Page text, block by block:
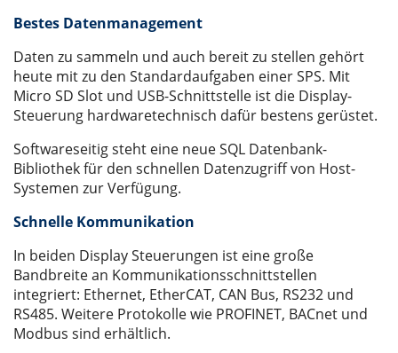
Bestes Datenmanagement
Daten zu sammeln und auch bereit zu stellen gehört
heute mit zu den Standardaufgaben einer SPS. Mit
Micro SD Slot und USB-Schnittstelle ist die Display-
Steuerung hardwaretechnisch dafür bestens gerüstet.
Softwareseitig steht eine neue SQL Datenbank-
Bibliothek für den schnellen Datenzugriff von Host-
Systemen zur Verfügung.
Schnelle Kommunikation
In beiden Display Steuerungen ist eine große
Bandbreite an Kommunikationsschnittstellen
integriert: Ethernet, EtherCAT, CAN Bus, RS232 und
RS485. Weitere Protokolle wie PROFINET, BACnet und
Modbus sind erhältlich.